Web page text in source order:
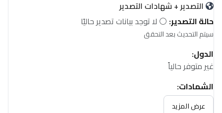
التصدير + شهادات التصدير
حالة التصدير: ⚪ لا توجد بيانات تصدير حاليًا
سيتم التحديث بعد التحقق
الدول:
غير متوفر حالياً
الشهادات:
غير متوفر حالياً
عرض المزيد